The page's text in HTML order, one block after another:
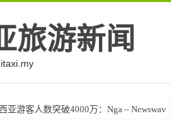
旅游新闻
itaxi.my
亚游客人数突破4000万：Nga – Newswav